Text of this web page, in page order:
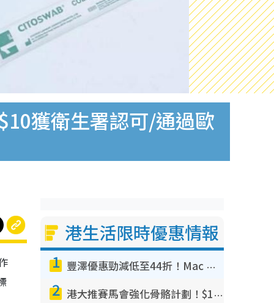
獲衛生署認可/通過歐
港生活限時優惠情報
1 豐澤優惠勁減低至44折！Mac mini/iPhone17Pro大減價！廚房家電$220起
2 港大推賽馬會強化骨骼計劃！$100骨質密度X光檢查 完成免費運動訓練送超市禮券！附參加資格